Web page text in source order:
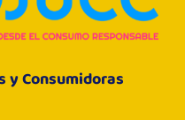
y Consumidoras